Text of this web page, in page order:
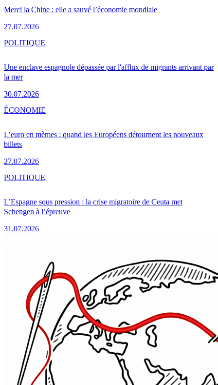
Merci la Chine : elle a sauvé l’économie mondiale
27.07.2026
Une enclave espagnole dépassée par l'afflux de migrants arrivant par
la mer
30.07.2026
POLITIQUE
L’euro en mèmes : quand les Européens détournent les nouveaux
billets
27.07.2026
ÉCONOMIE
L’Espagne sous pression : la crise migratoire de Ceuta met
Schengen à l’épreuve
31.07.2026
POLITIQUE